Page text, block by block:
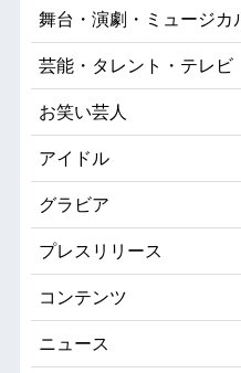
舞台・演劇・ミュージカ
芸能・タレント・テレビ
お笑い芸人
アイドル
グラビア
プレスリリース
コンテンツ
ニュース